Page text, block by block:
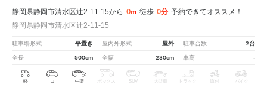
静岡県静岡市清水区辻2-11-15から 0m 徒歩 0分 予約できてオススメ！
静岡県静岡市清水区辻2-11-15
駐車場形式 平置き 屋内外形式 屋外 駐車台数 2台
全長 500cm 全幅 230cm 車高 -
軽 コ 中型 ボックス SUV 大型車 トラック 原付 バイク